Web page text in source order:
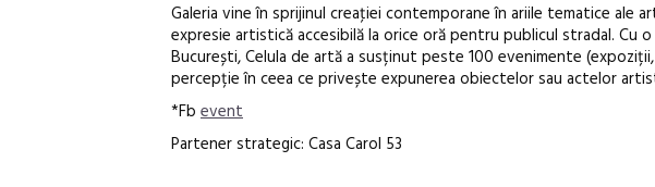
Galeria vine în sprijinul creaţiei contemporane în ariile tematice ale
expresie artistică accesibilă la orice oră pentru publicul stradal. Cu
București, Celula de artă a susținut peste 100 evenimente
percepție în ceea ce privește expunerea obiectelor sau actelor
*Fb event
Partener strategic: Casa Carol 53